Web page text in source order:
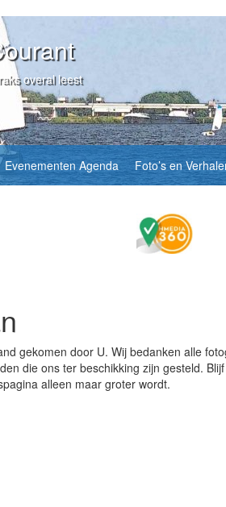
overal leest
Evenementen Agenda Foto’s en
gekomen door U. Wij bedanken alle
die ons ter beschikking zijn gesteld.
alleen maar groter wordt.